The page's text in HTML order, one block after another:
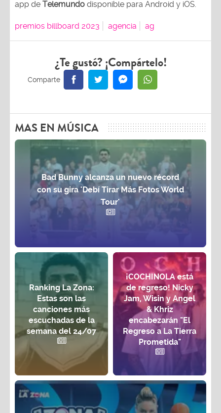
app de Telemundo disponible para Android y iOS.
premios billboard 2023 agencia ag
¿Te gustó? ¡Compártelo!
MAS EN MÚSICA
Bad Bunny alcanza un nuevo récord
con su gira 'Debí Tirar Más Fotos World
Tour'
Ranking La Zona:
Estas son las
canciones más
escuchadas de la
semana del 24/07
¡COCHINOLA está
de regreso! Nicky
Jam, Wisin y Angel
& Khriz
encabezarán "El
Regreso a La Tierra
Prometida"